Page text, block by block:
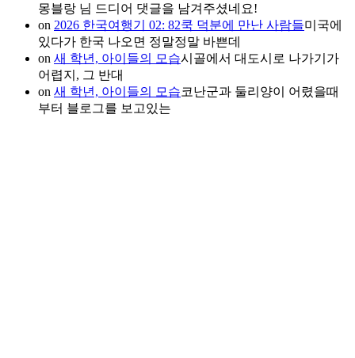
몽블랑 님 드디어 댓글을 남겨주셨네요!
on 2026 한국여행기 02: 82쿡 덕분에 만난 사람들미국에
있다가 한국 나오면 정말정말 바쁜데
on 새 학년, 아이들의 모습시골에서 대도시로 나가기가
어렵지, 그 반대
on 새 학년, 아이들의 모습코난군과 둘리양이 어렸을때
부터 블로그를 보고있는